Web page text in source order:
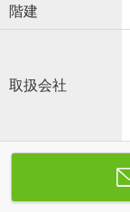
階建
取扱会社